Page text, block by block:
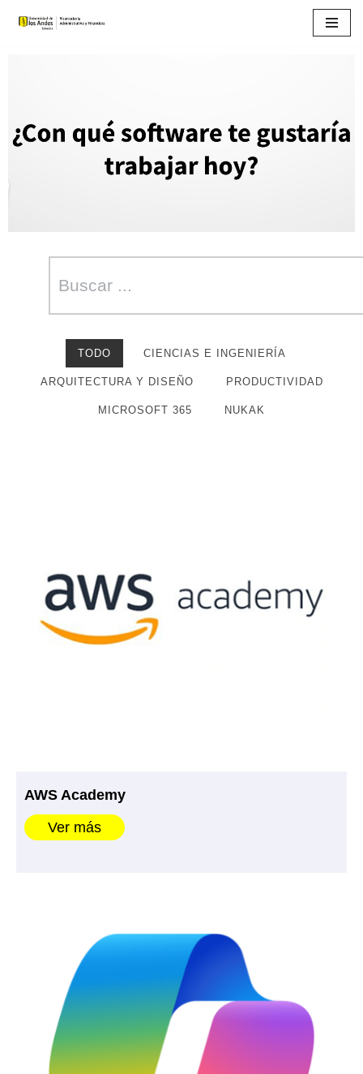
TODO CIENCIAS E INGENIERÍA
ARQUITECTURA Y DISEÑO PRODUCTIVIDAD
MICROSOFT 365 NUKAK
AWS Academy
Ver más